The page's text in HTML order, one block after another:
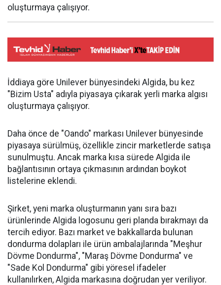
oluşturmaya çalışıyor.
İddiaya göre Unilever bünyesindeki Algida, bu kez
"Bizim Usta" adıyla piyasaya çıkarak yerli marka algısı
oluşturmaya çalışıyor.
Daha önce de "Oando" markası Unilever bünyesinde
piyasaya sürülmüş, özellikle zincir marketlerde satışa
sunulmuştu. Ancak marka kısa sürede Algida ile
bağlantısının ortaya çıkmasının ardından boykot
listelerine eklendi.
Şirket, yeni marka oluşturmanın yanı sıra bazı
ürünlerinde Algida logosunu geri planda bırakmayı da
tercih ediyor. Bazı market ve bakkallarda bulunan
dondurma dolapları ile ürün ambalajlarında "Meşhur
Dövme Dondurma", "Maraş Dövme Dondurma" ve
"Sade Kol Dondurma" gibi yöresel ifadeler
kullanılırken, Algida markasına doğrudan yer veriliyor.